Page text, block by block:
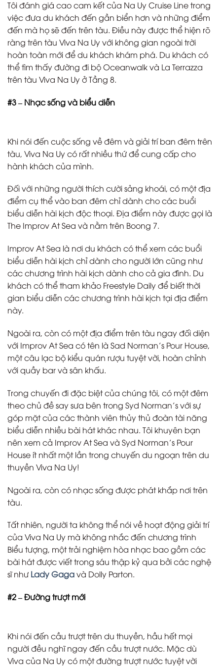
Tôi đánh giá cao cam kết của Na Uy Cruise Line trong
việc đưa du khách đến gần biển hơn và những điểm
đến mà họ sẽ đến trên tàu. Điều này được thể hiện rõ
ràng trên tàu Viva Na Uy với không gian ngoài trời
hoàn toàn mới để du khách khám phá. Du khách có
thể tìm thấy đường đi bộ Oceanwalk và La Terrazza
trên tàu Viva Na Uy ở Tầng 8.
#3 – Nhạc sống và biểu diễn
Khi nói đến cuộc sống về đêm và giải trí ban đêm trên
tàu, Viva Na Uy có rất nhiều thứ để cung cấp cho
hành khách của mình.
Đối với những người thích cười sảng khoái, có một địa
điểm cụ thể vào ban đêm chỉ dành cho các buổi
biểu diễn hài kịch độc thoại. Địa điểm này được gọi là
The Improv At Sea và nằm trên Boong 7.
Improv At Sea là nơi du khách có thể xem các buổi
biểu diễn hài kịch chỉ dành cho người lớn cũng như
các chương trình hài kịch dành cho cả gia đình. Du
khách có thể tham khảo Freestyle Daily để biết thời
gian biểu diễn các chương trình hài kịch tại địa điểm
này.
Ngoài ra, còn có một địa điểm trên tàu ngay đối diện
với Improv At Sea có tên là Sad Norman’s Pour House,
một câu lạc bộ kiểu quán rượu tuyệt vời, hoàn chỉnh
với quầy bar và sân khấu.
Trong chuyến đi đặc biệt của chúng tôi, có một đêm
theo chủ đề say sưa bên trong Syd Norman’s với sự
góp mặt của các thành viên thủy thủ đoàn tài năng
biểu diễn nhiều bài hát khác nhau. Tôi khuyên bạn
nên xem cả Improv At Sea và Syd Norman’s Pour
House ít nhất một lần trong chuyến du ngoạn trên du
thuyền Viva Na Uy!
Ngoài ra, còn có nhạc sống được phát khắp nơi trên
tàu.
Tất nhiên, người ta không thể nói về hoạt động giải trí
của Viva Na Uy mà không nhắc đến chương trình
Biểu tượng, một trải nghiệm hòa nhạc bao gồm các
bài hát được viết trong sáu thập kỷ qua bởi các nghệ
sĩ như Lady Gagavà Dolly Parton.
#2 – Đường trượt mới
Khi nói đến cầu trượt trên du thuyền, hầu hết mọi
người đều nghĩ ngay đến cầu trượt nước. Mặc dù
Viva của Na Uy có một đường trượt nước tuyệt vời